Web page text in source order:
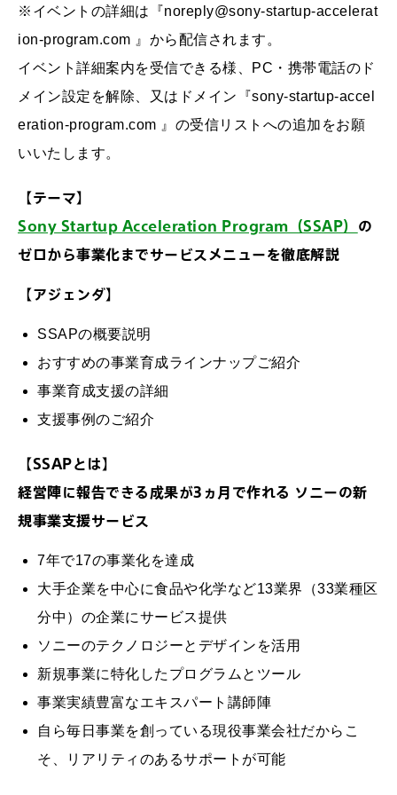
※イベントの詳細は『noreply@sony-startup-accelerat
ion-program.com 』から配信されます。
イベント詳細案内を受信できる様、PC・携帯電話のド
メイン設定を解除、又はドメイン『sony-startup-accel
eration-program.com 』の受信リストへの追加をお願
いいたします。
【テーマ】
Sony Startup Acceleration Program（SSAP） の
ゼロから事業化までサービスメニューを徹底解説
【アジェンダ】
SSAPの概要説明
おすすめの事業育成ラインナップご紹介
事業育成支援の詳細
支援事例のご紹介
【SSAPとは】
経営陣に報告できる成果が3ヵ月で作れる ソニーの新
規事業支援サービス
7年で17の事業化を達成
大手企業を中心に食品や化学など13業界（33業種区
分中）の企業にサービス提供
ソニーのテクノロジーとデザインを活用
新規事業に特化したプログラムとツール
事業実績豊富なエキスパート講師陣
自ら毎日事業を創っている現役事業会社だからこ
そ、リアリティのあるサポートが可能